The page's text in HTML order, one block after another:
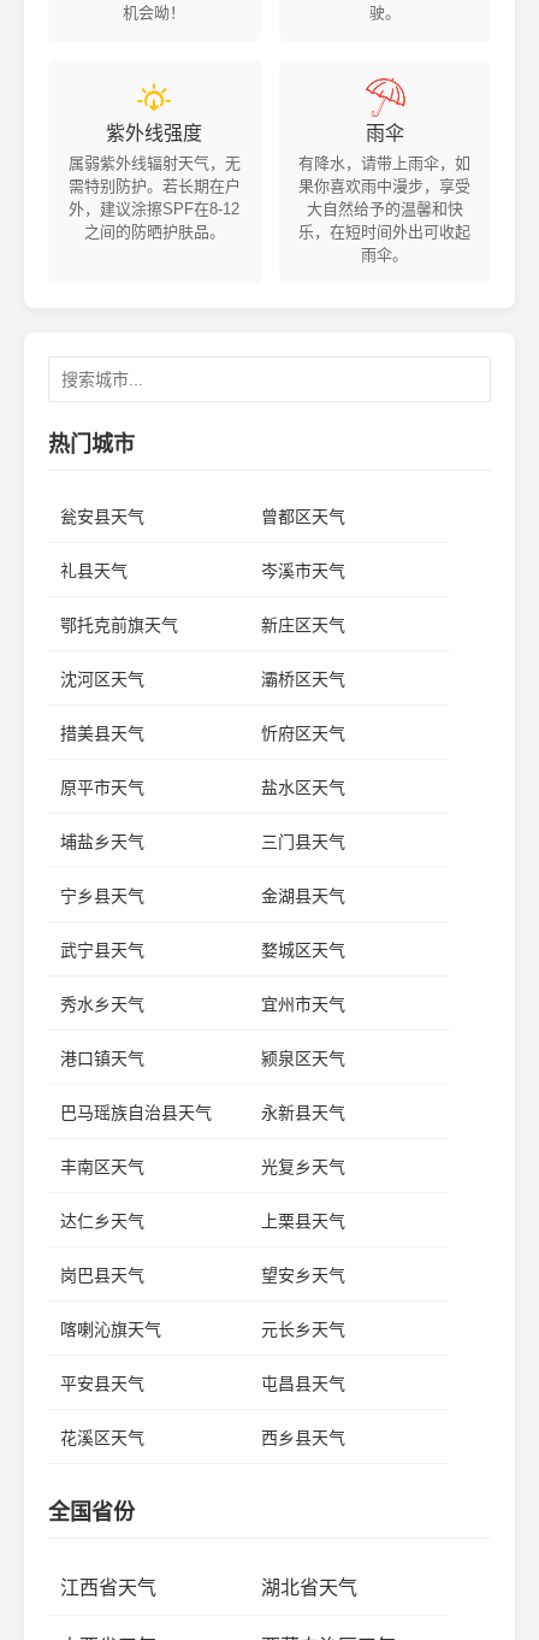
机会呦！
驶。

紫外线强度
属弱紫外线辐射天气，无
需特别防护。若长期在户
外，建议涂擦SPF在8-12
之间的防晒护肤品。

雨伞
有降水，请带上雨伞，如
果你喜欢雨中漫步，享受
大自然给予的温馨和快
乐，在短时间外出可收起
雨伞。
热门城市
瓮安县天气 曾都区天气
礼县天气 岑溪市天气
鄂托克前旗天气 新庄区天气
沈河区天气 灞桥区天气
措美县天气 忻府区天气
原平市天气 盐水区天气
埔盐乡天气 三门县天气
宁乡县天气 金湖县天气
武宁县天气 婺城区天气
秀水乡天气 宜州市天气
港口镇天气 颍泉区天气
巴马瑶族自治县天气 永新县天气
丰南区天气 光复乡天气
达仁乡天气 上栗县天气
岗巴县天气 望安乡天气
喀喇沁旗天气 元长乡天气
平安县天气 屯昌县天气
花溪区天气 西乡县天气
全国省份
江西省天气 湖北省天气